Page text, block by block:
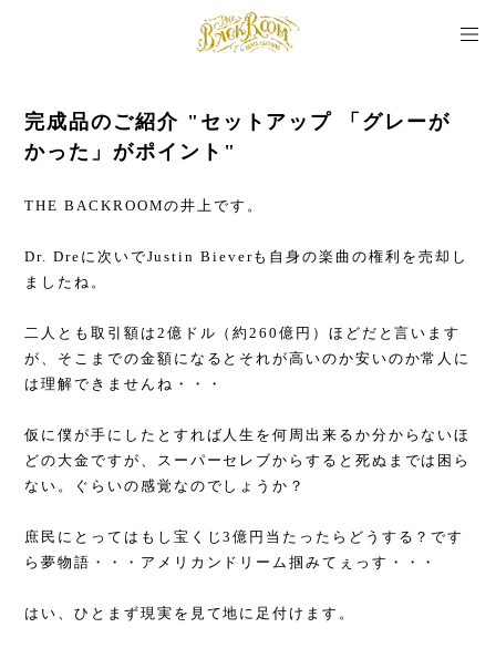
完成品のご紹介 "セットアップ 「グレーが
かった」がポイント"
THE BACKROOMの井上です。
Dr. Dreに次いでJustin Bieverも自身の楽曲の権利を売却し
ましたね。
二人とも取引額は2億ドル（約260億円）ほどだと言います
が、そこまでの金額になるとそれが高いのか安いのか常人に
は理解できませんね・・・
仮に僕が手にしたとすれば人生を何周出来るか分からないほ
どの大金ですが、スーパーセレブからすると死ぬまでは困ら
ない。ぐらいの感覚なのでしょうか？
庶民にとってはもし宝くじ3億円当たったらどうする？です
ら夢物語・・・アメリカンドリーム掴みてぇっす・・・
はい、ひとまず現実を見て地に足付けます。